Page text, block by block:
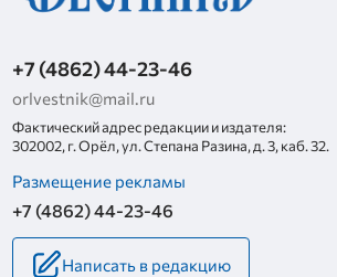
+7 (4862) 44-23-46
orlvestnik@mail.ru
Фактический адрес редакции и издателя:
302002, г. Орёл, ул. Степана Разина, д. 3, каб. 32.
Размещение рекламы
+7 (4862) 44-23-46
Написать в редакцию